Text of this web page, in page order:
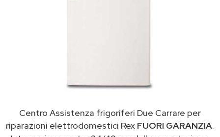
Centro Assistenza frigoriferi Due Carrare per
riparazioni elettrodomestici Rex FUORI GARANZIA.